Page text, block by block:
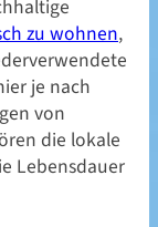
zu wohnen,
je nach
von
die lokale
Lebensdauer